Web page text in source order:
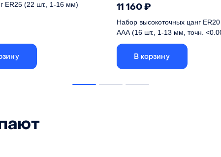
от 1 до 16 мм
ER25 (22 шт., 1-16 мм)
Класс точности ААА
биению менее 0.005 мм
Тип
11 160₽
Набор высокоточных цанг ER20
ААА (16 шт., 1-13 мм, точн.
В корзину